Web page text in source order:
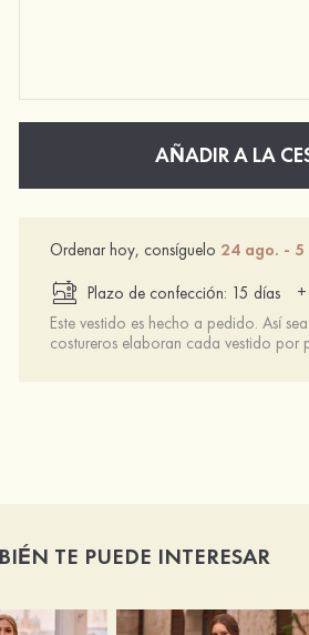
Peines finos de flor de ciruelo para damas
AÑADIR A LA
Ordenar hoy, consíguelo 24 ago. - 5
Plazo de confección: 15 días
+
Este vestido es hecho a pedido. Así
costureros elaboran cada vestido por
TE PUEDE INTERESAR